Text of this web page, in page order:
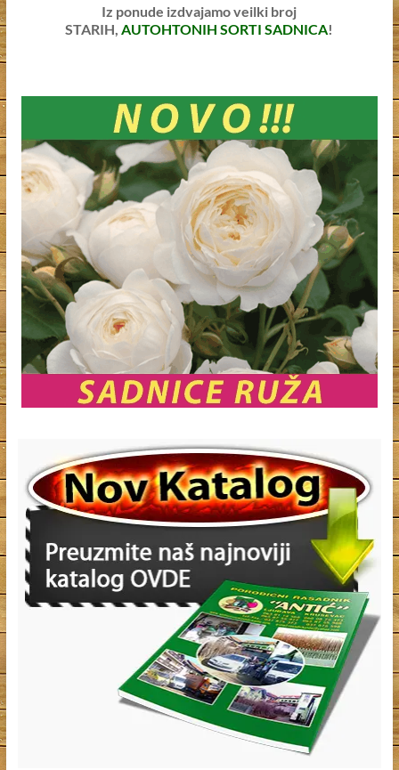
Iz ponude izdvajamo veilki broj
STARIH,AUTOHTONIH SORTI SADNICA!